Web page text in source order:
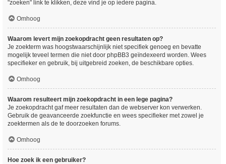
"zoeken" link te klikken, deze vind je op iedere pagina.
Omhoog
Waarom levert mijn zoekopdracht geen resultaten op?
Je zoekterm was hoogstwaarschijnlijk niet specifiek genoeg en bevatte
mogelijk teveel termen die niet door phpBB3 geïndexeerd worden. Wees
specifieker en gebruik, bij uitgebreid zoeken, de beschikbare opties.
Omhoog
Waarom resulteert mijn zoekopdracht in een lege pagina?
Je zoekopdracht gaf meer resultaten dan de webserver kon verwerken.
Gebruik de geavanceerde zoekfunctie en wees specifieker met zowel je
zoektermen als de te doorzoeken forums.
Omhoog
Hoe zoek ik een gebruiker?